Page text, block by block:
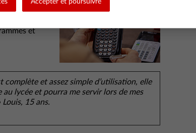
Texas
et
complète et assez simple d’utilisation, elle
lycée et pourra me servir lors de mes
Louis, 15 ans.